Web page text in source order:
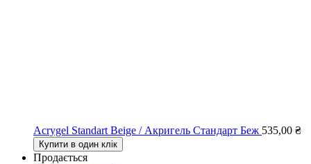
Acrygel Standart Beige / Акригель Стандарт Беж 535,00 ₴
Купити в один клік
Продається